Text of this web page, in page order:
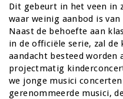
Dit gebeurt in het veen in
waar weinig aanbod is
Naast de behoefte aan
in de officiële serie, zal
aandacht besteed worden
projectmatig
we jonge musici
gerenommeerde musici,